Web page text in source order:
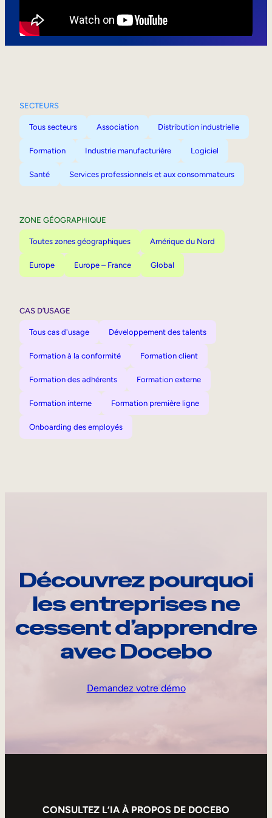
SECTEURS
Tous secteurs Association Distribution industrielle
Formation Industrie manufacturière Logiciel
Santé Services professionnels et aux consommateurs
ZONE GÉOGRAPHIQUE
Toutes zones géographiques Amérique du Nord
Europe Europe – France Global
CAS D’USAGE
Tous cas d'usage Développement des talents
Formation à la conformité Formation client
Formation des adhérents Formation externe
Formation interne Formation première ligne
Onboarding des employés
Découvrez pourquoi
les entreprises ne
cessent d’apprendre
avec Docebo
Demandez votre démo
CONSULTEZ L’IA À PROPOS DE DOCEBO